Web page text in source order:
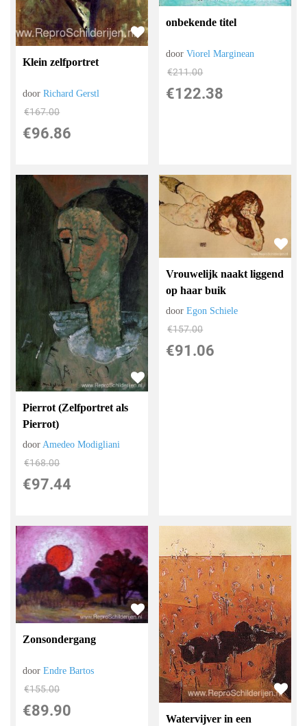
Klein zelfportret
doorRichard Gerstl
€167.00
€96.86
onbekende titel
doorViorel Marginean
€211.00
€122.38
Pierrot (Zelfportret als
Pierrot)
door Amedeo Modigliani
€168.00
€97.44
Vrouwelijk naakt liggend
op haar buik
doorEgon Schiele
€157.00
€91.06
Zonsondergang
doorEndre Bartos
€155.00
€89.90
Watervijver in een